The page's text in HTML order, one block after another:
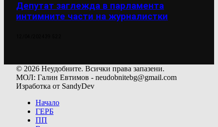
Депутат заглежда в парламента
интимните части на журналистки
© 2026 Неудобните. Всички права запазени.
МОЛ: Галин Евтимов - neudobnitebg@gmail.com
Изработка от SandyDev
Начало
ГЕРБ
ПП